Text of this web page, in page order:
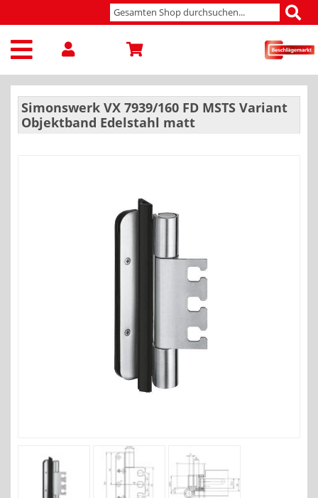
Simonswerk VX 7939/160 FD MSTS Variant
Objektband Edelstahl matt